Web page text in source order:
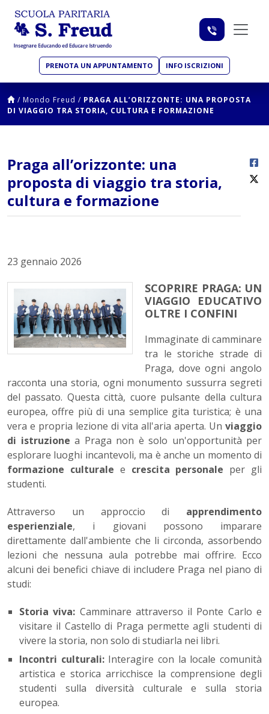
PRENOTA UN APPUNTAMENTO INFO ISCRIZIONI
/ Mondo Freud / PRAGA ALL’ORIZZONTE: UNA PROPOSTA
DI VIAGGIO TRA STORIA, CULTURA E FORMAZIONE
Praga all’orizzonte: una
proposta di viaggio tra storia,
cultura e formazione
23 gennaio 2026
SCOPRIRE PRAGA: UN
VIAGGIO EDUCATIVO
OLTRE I CONFINI
Immaginate di camminare
tra le storiche strade di
Praga, dove ogni angolo
racconta una storia, ogni monumento sussurra segreti
del passato. Questa città, cuore pulsante della cultura
europea, offre più di una semplice gita turistica; è una
vera e propria lezione di vita all'aria aperta. Un viaggio
di istruzione a Praga non è solo un'opportunità per
esplorare luoghi incantevoli, ma è anche un momento di
formazione culturale e crescita personale per gli
studenti.
Attraverso un approccio di apprendimento
esperienziale, i giovani possono imparare
direttamente dall'ambiente che li circonda, assorbendo
lezioni che nessuna aula potrebbe mai offrire. Ecco
alcuni dei benefici chiave di includere Praga nel piano di
studi:
Storia viva: Camminare attraverso il Ponte Carlo e
visitare il Castello di Praga permette agli studenti di
vivere la storia, non solo di studiarla nei libri.
Incontri culturali:Interagire con la locale comunità
artistica e storica arricchisce la comprensione degli
studenti sulla diversità culturale e sulla storia
europea.